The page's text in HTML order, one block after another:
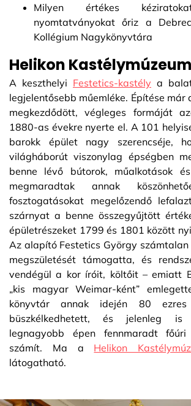
Milyen értékes
nyomtatványokat őriz a
Kollégium Nagykönyvtára
Helikon Kastélymúzeum
A keszthelyi Festetics-kastély a
legjelentősebb műemléke. Építése már
megkezdődött, végleges formáját
1880-as évekre nyerte el. A 101
barokk épület nagy szerencséje,
világháborút viszonylag épségben
benne lévő bútorok, műalkotások
megmaradtak annak
fosztogatásokat megelőzendő
szárnyat a benne összegyűjtött
épületrészeket 1799 és 1801 között
Az alapító Festetics György
megszületését támogatta, és
vendégül a kor íróit, költőit – emiatt
„kis magyar Weimar-ként”
könyvtár annak idején 80 ezres
büszkélkedhetett, és jelenleg is
legnagyobb épen fennmaradt főúri
számít. Ma a Helikon
látogatható.